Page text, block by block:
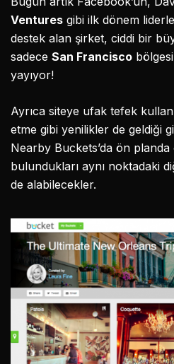
Ventures gibi ilk dönem
destek alan şirket, ciddi bir
sadece San Francisco
yayıyor!
Ayrıca siteye ufak tefek
etme gibi yenilikler de geldiği
Nearby Buckets’da ön
bulundukları aynı noktadaki
de alabilecekler.